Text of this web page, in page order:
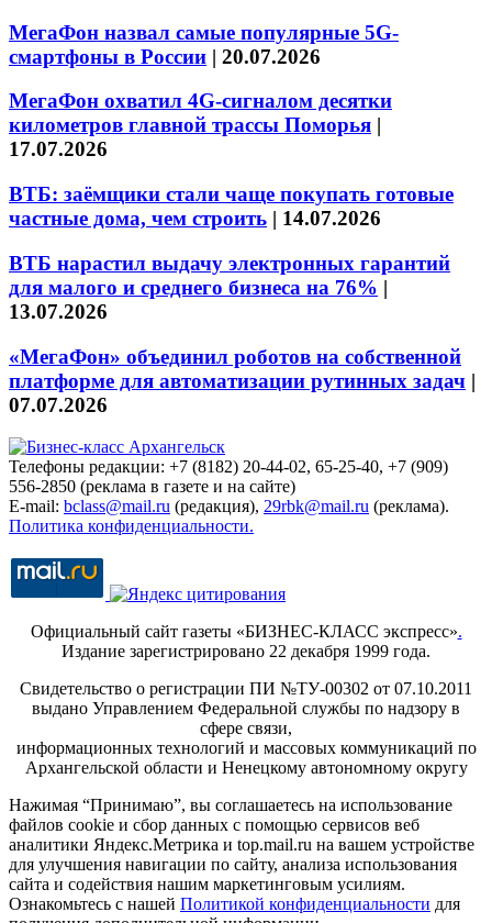
МегаФон назвал самые популярные 5G-
смартфоны в России | 20.07.2026
МегаФон охватил 4G-сигналом десятки
километров главной трассы Поморья |
17.07.2026
ВТБ: заёмщики стали чаще покупать готовые
частные дома, чем строить | 14.07.2026
ВТБ нарастил выдачу электронных гарантий
для малого и среднего бизнеса на 76% |
13.07.2026
«МегаФон» объединил роботов на собственной
платформе для автоматизации рутинных задач |
07.07.2026
Телефоны редакции: +7 (8182) 20-44-02, 65-25-40, +7 (909)
556-2850 (реклама в газете и на сайте)
E-mail: bclass@mail.ru (редакция), 29rbk@mail.ru (реклама).
Политика конфиденциальности.
Официальный сайт газеты «БИЗНЕС-КЛАСС экспресс».
Издание зарегистрировано 22 декабря 1999 года.
Свидетельство о регистрации ПИ №ТУ-00302 от 07.10.2011
выдано Управлением Федеральной службы по надзору в
сфере связи,
информационных технологий и массовых коммуникаций по
Архангельской области и Ненецкому автономному округу
Нажимая “Принимаю”, вы соглашаетесь на использование
файлов cookie и сбор данных с помощью сервисов веб
аналитики Яндекс.Метрика и top.mail.ru на вашем устройстве
для улучшения навигации по сайту, анализа использования
сайта и содействия нашим маркетинговым усилиям.
Ознакомьтесь с нашей Политикой конфиденциальности для